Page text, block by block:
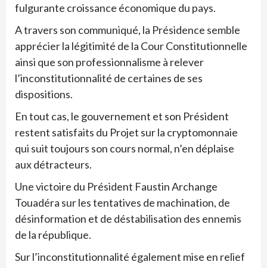
fulgurante croissance économique du pays.
A travers son communiqué, la Présidence semble
apprécier la légitimité de la Cour Constitutionnelle
ainsi que son professionnalisme à relever
l’inconstitutionnalité de certaines de ses
dispositions.
En tout cas, le gouvernement et son Président
restent satisfaits du Projet sur la cryptomonnaie
qui suit toujours son cours normal, n’en déplaise
aux détracteurs.
Une victoire du Président Faustin Archange
Touadéra sur les tentatives de machination, de
désinformation et de déstabilisation des ennemis
de la république.
Sur l’inconstitutionnalité également mise en relief